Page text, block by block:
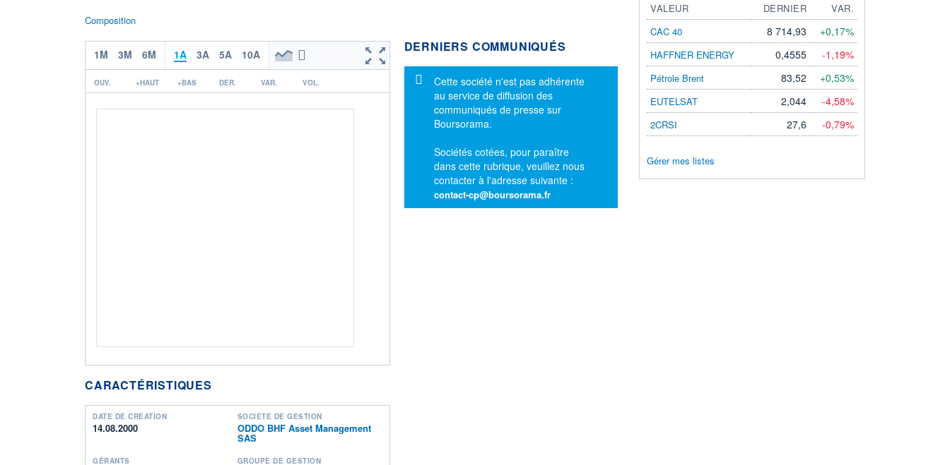
Composition
1M 3M 6M 1A 3A 5A 10A
OUV. +HAUT +BAS DER. VAR. VOL.
CARACTÉRISTIQUES
DATE DE CRÉATION
14.08.2000
SOCIÉTÉ DE GESTION
ODDO BHF Asset Management
SAS
GÉRANTS GROUPE DE GESTION
DERNIERS COMMUNIQUÉS
Message d'information
Cette société n'est pas adhérente
au service de diffusion des
communiqués de presse sur
Boursorama.
Sociétés cotées, pour paraître
dans cette rubrique, veuillez nous
contacter à l'adresse suivante :
contact-cp@boursorama.fr
VALEUR DERNIER
VAR.
CAC 40
8 714,93 +0,17%
HAFFNER ENERGY 0,4555 -1,19%
Pétrole Brent 83,52 +0,53%
EUTELSAT 2,044 -4,58%
2CRSI 27,6 -0,79%
Gérer mes listes